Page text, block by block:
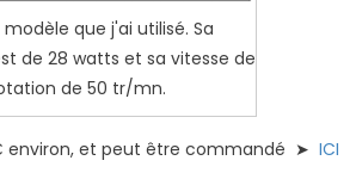
modèle que j'ai utilisé. Sa
de 28 watts et sa vitesse de
de 50 tr/mn.
environ, et peut être commandé ➤ ICI